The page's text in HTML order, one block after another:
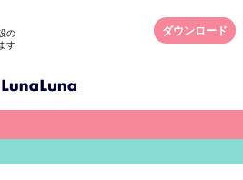
の
す
ダウンロード